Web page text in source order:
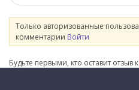
Только авторизованные
комментарии Войти
Будьте первыми, кто оставит отзыв